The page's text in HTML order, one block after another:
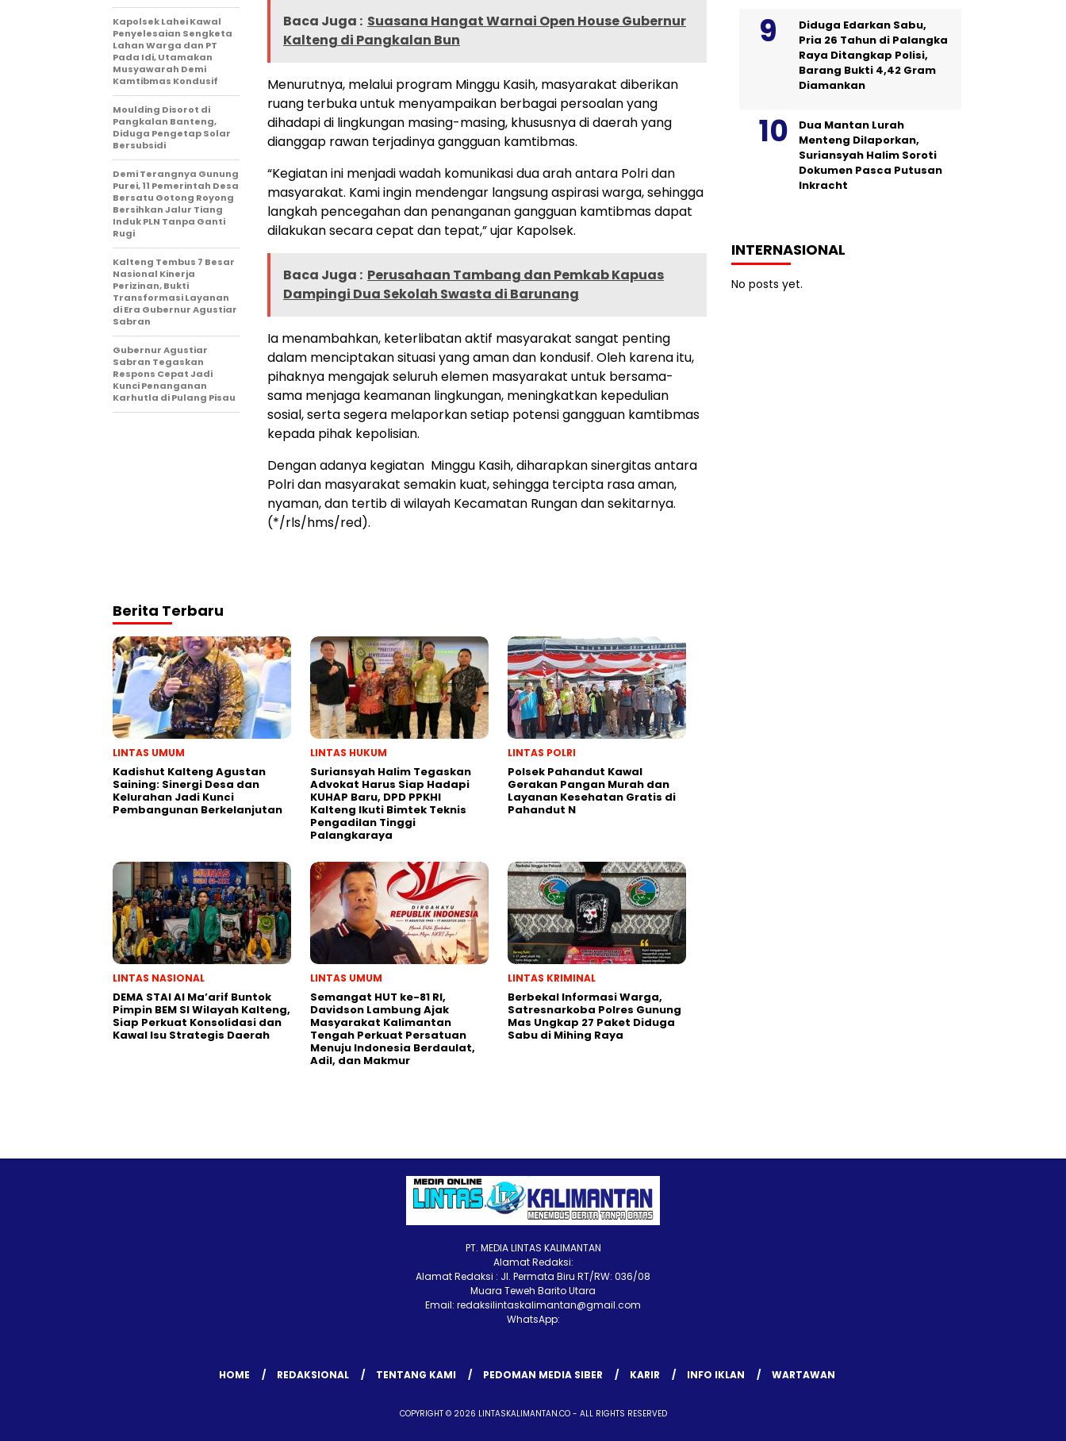
Baca Juga : Suasana Hangat Warnai Open House Gubernur
Kalteng di Pangkalan Bun
Menurutnya, melalui program Minggu Kasih, masyarakat diberikan
ruang terbuka untuk menyampaikan berbagai persoalan yang
dihadapi di lingkungan masing-masing, khususnya di daerah yang
dianggap rawan terjadinya gangguan kamtibmas.
“Kegiatan ini menjadi wadah komunikasi dua arah antara Polri dan
masyarakat. Kami ingin mendengar langsung aspirasi warga, sehingga
langkah pencegahan dan penanganan gangguan kamtibmas dapat
dilakukan secara cepat dan tepat,” ujar Kapolsek.
Baca Juga : Perusahaan Tambang dan Pemkab Kapuas
Dampingi Dua Sekolah Swasta di Barunang
Ia menambahkan, keterlibatan aktif masyarakat sangat penting
dalam menciptakan situasi yang aman dan kondusif. Oleh karena itu,
pihaknya mengajak seluruh elemen masyarakat untuk bersama-
sama menjaga keamanan lingkungan, meningkatkan kepedulian
sosial, serta segera melaporkan setiap potensi gangguan kamtibmas
kepada pihak kepolisian.
Dengan adanya kegiatan Minggu Kasih, diharapkan sinergitas antara
Polri dan masyarakat semakin kuat, sehingga tercipta rasa aman,
nyaman, dan tertib di wilayah Kecamatan Rungan dan sekitarnya.
(*/rls/hms/red).
Kapolsek Lahei Kawal
Penyelesaian Sengketa
Lahan Warga dan PT
Pada Idi, Utamakan
Musyawarah Demi
Kamtibmas Kondusif
Moulding Disorot di
Pangkalan Banteng,
Diduga Pengetap Solar
Bersubsidi
Demi Terangnya Gunung
Purei, 11 Pemerintah Desa
Bersatu Gotong Royong
Bersihkan Jalur Tiang
Induk PLN Tanpa Ganti
Rugi
Kalteng Tembus 7 Besar
Nasional Kinerja
Perizinan, Bukti
Transformasi Layanan
di Era Gubernur Agustiar
Sabran
Gubernur Agustiar
Sabran Tegaskan
Respons Cepat Jadi
Kunci Penanganan
Karhutla di Pulang Pisau
Berita Terbaru
LINTAS UMUM
Kadishut Kalteng Agustan
Saining: Sinergi Desa dan
Kelurahan Jadi Kunci
Pembangunan Berkelanjutan
LINTAS HUKUM
Suriansyah Halim Tegaskan
Advokat Harus Siap Hadapi
KUHAP Baru, DPD PPKHI
Kalteng Ikuti Bimtek Teknis
Pengadilan Tinggi
Palangkaraya
LINTAS POLRI
Polsek Pahandut Kawal
Gerakan Pangan Murah dan
Layanan Kesehatan Gratis di
Pahandut N
LINTAS NASIONAL
DEMA STAI Al Ma’arif Buntok
Pimpin BEM SI Wilayah Kalteng,
Siap Perkuat Konsolidasi dan
Kawal Isu Strategis Daerah
LINTAS UMUM
Semangat HUT ke-81 RI,
Davidson Lambung Ajak
Masyarakat Kalimantan
Tengah Perkuat Persatuan
Menuju Indonesia Berdaulat,
Adil, dan Makmur
LINTAS KRIMINAL
Berbekal Informasi Warga,
Satresnarkoba Polres Gunung
Mas Ungkap 27 Paket Diduga
Sabu di Mihing Raya
Diduga Edarkan Sabu,
Pria 26 Tahun di Palangka
Raya Ditangkap Polisi,
Barang Bukti 4,42 Gram
Diamankan
Dua Mantan Lurah
Menteng Dilaporkan,
Suriansyah Halim Soroti
Dokumen Pasca Putusan
Inkracht
INTERNASIONAL
No posts yet.
PT. MEDIA LINTAS KALIMANTAN
Alamat Redaksi:
Alamat Redaksi : Jl. Permata Biru RT/RW: 036/08
Muara Teweh Barito Utara
Email: redaksilintaskalimantan@gmail.com
WhatsApp:
HOME REDAKSIONAL TENTANG KAMI PEDOMAN MEDIA SIBER KARIR INFO IKLAN WARTAWAN
COPYRIGHT © 2026 LINTASKALIMANTAN.CO - ALL RIGHTS RESERVED